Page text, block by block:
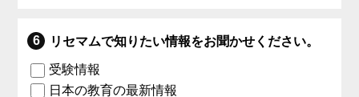
リセマムで知りたい情報をお聞かせください。
受験情報
日本の教育の最新情報